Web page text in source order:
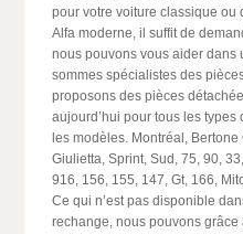
pour votre voiture classique ou
Alfa moderne, il suffit de
nous pouvons vous aider dans
sommes spécialistes des
proposons des pièces
aujourd’hui pour tous les
les modèles. Montréal, Bertone
Giulietta, Sprint, Sud, 75, 90,
916, 156, 155, 147, Gt, 166,
Ce qui n’est pas disponible
rechange, nous pouvons grâce